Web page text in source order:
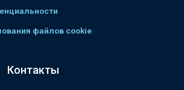
файлов cookie
Контакты